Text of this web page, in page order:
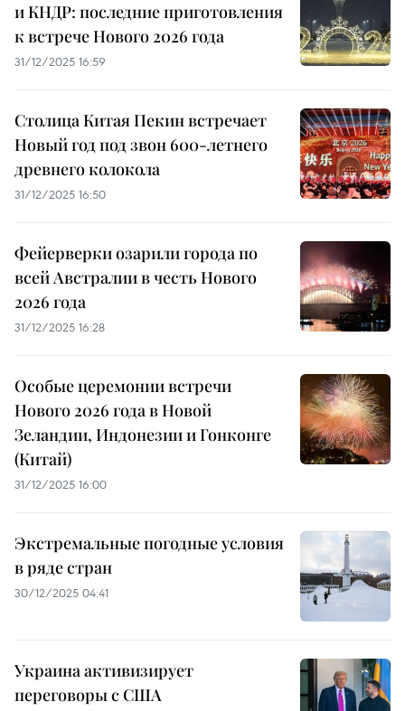
и КНДР: последние приготовления
к встрече Нового 2026 года
31/12/2025 16:59
Столица Китая Пекин встречает
Новый год под звон 600-летнего
древнего колокола
31/12/2025 16:50
Фейерверки озарили города по
всей Австралии в честь Нового
2026 года
31/12/2025 16:28
Особые церемонии встречи
Нового 2026 года в Новой
Зеландии, Индонезии и Гонконге
(Китай)
31/12/2025 16:00
Экстремальные погодные условия
в ряде стран
30/12/2025 04:41
Украина активизирует
переговоры с США